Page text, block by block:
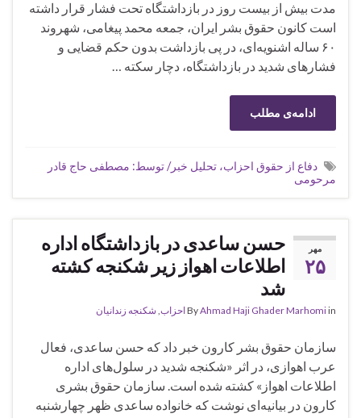
مدت بیش از بیست روز در بازداشتگاه تحت فشار قرار داشته
است کانون حقوق بشر ایران، جمعه محمد پیغامی، شهروند
۶۰ ساله اشنویه‌ای، در پی بازداشت بدون حکم قضایی و
فشارهای شدید در بازداشتگاه، دچار سکته …
ادامه‌ی مطلب
دفاع از حقوق احزاب، تحلیل خبر/ توسط: مصطفی حاج قادر
مرحومی
مهر
۲۵
حسن ساعدی در بازداشتگاه اداره
اطلاعات اهواز زیر شکنجه کشته
شد
ByAhmad Haji Ghader Marhomiin احزاب, شکنجه زندانیان
سازمان حقوق بشر کارون خبر داد که حسن ساعدی، فعال
عرب اهوازی، در اثر «شکنجه شدید در سلول‌های اداره
اطلاعات اهواز» کشته شده است. سازمان حقوق بشری
کارون در بیانیه‌ای نوشت که خانواده ساعدی ظهر چهارشنبه